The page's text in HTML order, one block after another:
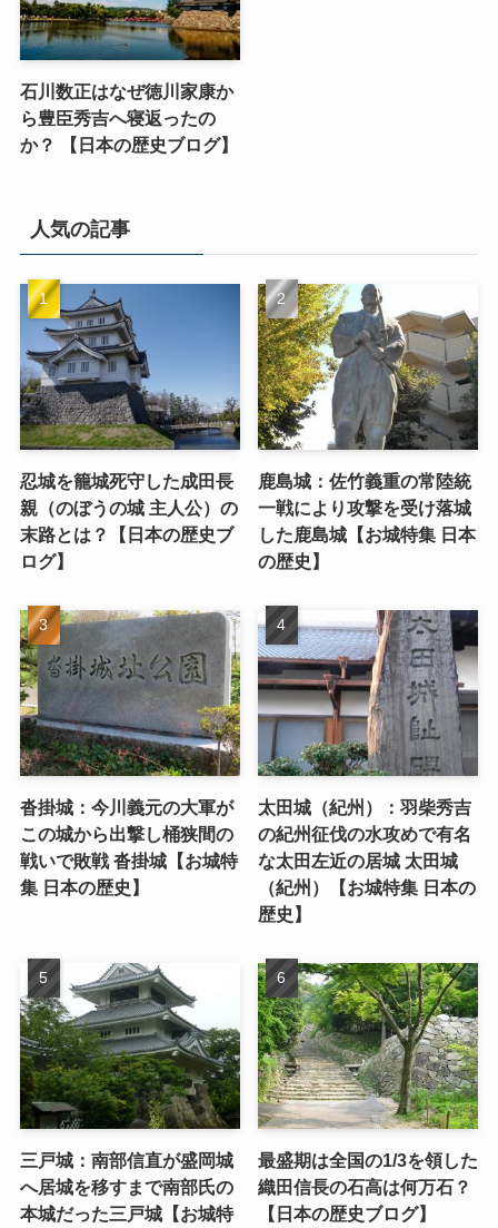
石川数正はなぜ徳川家康か
ら豊臣秀吉へ寝返ったの
か？ 【日本の歴史ブログ】
人気の記事
忍城を籠城死守した成田長
親（のぼうの城 主人公）の
末路とは？【日本の歴史ブ
ログ】
鹿島城：佐竹義重の常陸統
一戦により攻撃を受け落城
した鹿島城【お城特集 日本
の歴史】
沓掛城：今川義元の大軍が
この城から出撃し桶狭間の
戦いで敗戦 沓掛城【お城特
集 日本の歴史】
太田城（紀州）：羽柴秀吉
の紀州征伐の水攻めで有名
な太田左近の居城 太田城
（紀州）【お城特集 日本の
歴史】
三戸城：南部信直が盛岡城
へ居城を移すまで南部氏の
本城だった三戸城【お城特
最盛期は全国の1/3を領した
織田信長の石高は何万石？
【日本の歴史ブログ】